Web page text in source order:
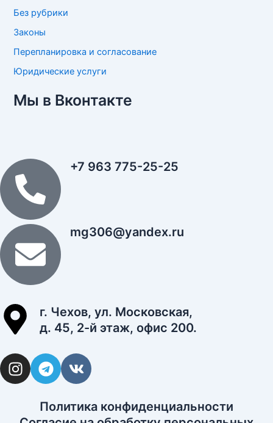
Без рубрики
Законы
Перепланировка и согласование
Юридические услуги
Мы в Вконтакте
+7 963 775-25-25
mg306@yandex.ru
г. Чехов, ул. Московская,
д. 45, 2-й этаж, офис 200.
I
n
T
e
e
V
k
Политика конфиденциальности